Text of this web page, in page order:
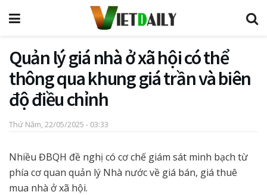
Quản lý giá nhà ở xã hội có thể
thông qua khung giá trần và biên
độ điều chỉnh
Thứ Năm, 22/05/2025 - 03:33
Nhiều ĐBQH đề nghị có cơ chế giám sát minh bạch từ
phía cơ quan quản lý Nhà nước về giá bán, giá thuê
mua nhà ở xã hội.